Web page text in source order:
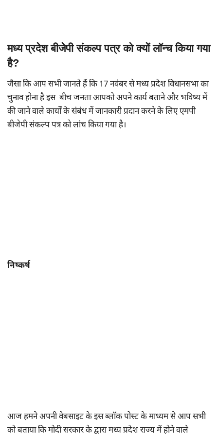
मध्य प्रदेश बीजेपी संकल्प पत्र को क्यों लॉन्च किया गया
है?
जैसा कि आप सभी जानते हैं कि 17 नवंबर से मध्य प्रदेश विधानसभा का
चुनाव होना है इस बीच जनता आपको अपने कार्य बताने और भविष्य में
की जाने वाले कार्यों के संबंध में जानकारी प्रदान करने के लिए एमपी
बीजेपी संकल्प पत्र को लांच किया गया है।
निष्कर्ष
आज हमने अपनी वेबसाइट के इस ब्लॉक पोस्ट के माध्यम से आप सभी
को बताया कि मोदी सरकार के द्वारा मध्य प्रदेश राज्य में होने वाले